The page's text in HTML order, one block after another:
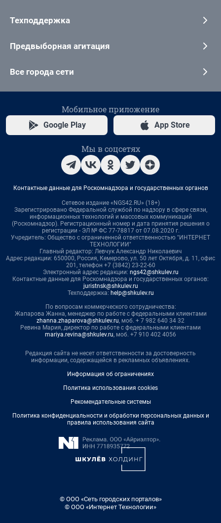
Техподдержка
Предвыборная агитация
Все города сети
Мобильное приложение
Google Play App Store
Мы в соцсетях
Контактные данные для Роскомнадзора и государственных органов
Сетевое издание «NGS42.RU» (18+)
Зарегистрировано Федеральной службой по надзору в сфере связи,
информационных технологий и массовых коммуникаций
(Роскомнадзор). Регистрационный номер и дата принятия решения о
регистрации - ЭЛ № ФС 77-78817 от 07.08.2020 г.
Учредитель: Общество с ограниченной ответственностью "ИНТЕРНЕТ
ТЕХНОЛОГИИ"
Главный редактор: Левчук Александр Николаевич
Адрес редакции: 650000, Россия, Кемерово, ул. 50 лет Октября, д. 11, офис
201, телефон +7 (3842) 23-22-60
Электронный адрес редакции: ngs42@shkulev.ru
Контактные данные для Роскомнадзора и государственных органов:
juristnsk@shkulev.ru
Техподдержка: help@shkulev.ru
По вопросам коммерческого сотрудничества:
Жапарова Жанна, менеджер по работе с федеральными клиентами
zhanna.zhaparova@shkulev.ru, моб. + 7 982 640 34 32
Ревина Мария, директор по работе с федеральными клиентами
mariya.revina@shkulev.ru, моб. +7 910 402 4056
Редакция сайта не несет ответственности за достоверность
информации, содержащейся в рекламных объявлениях.
Информация об ограничениях
Политика использования cookies
Рекомендательные системы
Политика конфиденциальности и обработки персональных данных и
правила использования сайта
© ООО «Сеть городских порталов»
© ООО «Интернет Технологии»